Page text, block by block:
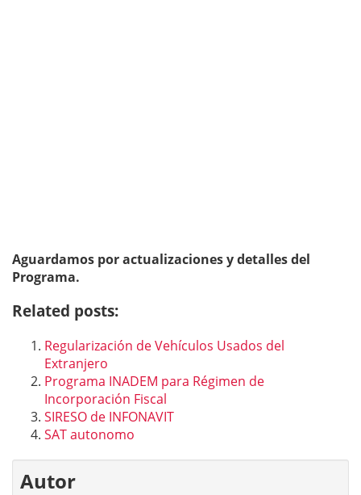
Aguardamos por actualizaciones y detalles del
Programa.
Related posts:
Regularización de Vehículos Usados del
Extranjero
Programa INADEM para Régimen de
Incorporación Fiscal
SIRESO de INFONAVIT
SAT autonomo
Autor